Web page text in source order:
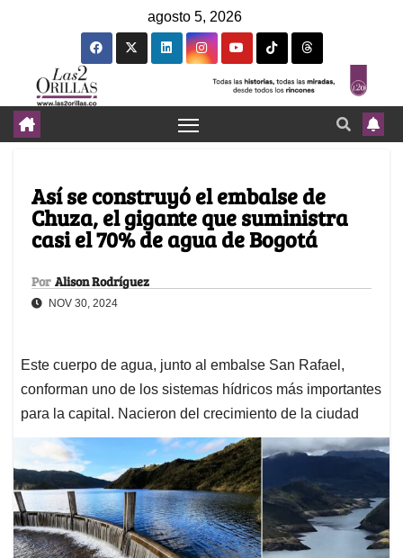
agosto 5, 2026
Así se construyó el embalse de
Chuza, el gigante que suministra
casi el 70% de agua de Bogotá
Por Alison Rodríguez
NOV 30, 2024
Este cuerpo de agua, junto al embalse San Rafael,
conforman uno de los sistemas hídricos más importantes
para la capital. Nacieron del crecimiento de la ciudad